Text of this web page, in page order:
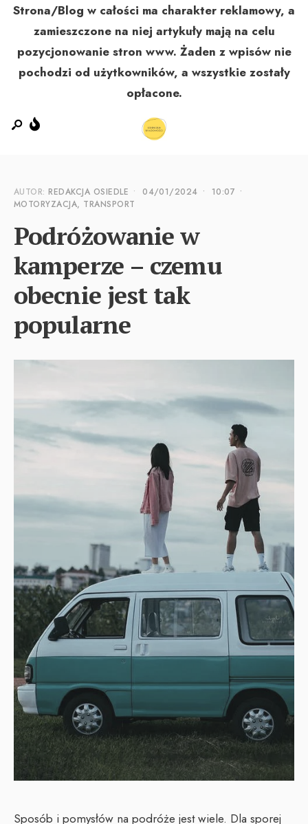
Strona/Blog w całości ma charakter reklamowy, a
zamieszczone na niej artykuły mają na celu
pozycjonowanie stron www. Żaden z wpisów nie
pochodzi od użytkowników, a wszystkie zostały
opłacone.
AUTOR:REDAKCJA OSIEDLE • 04/01/2024 • 10:07 •
MOTORYZACJA, TRANSPORT
Podróżowanie w
kamperze – czemu
obecnie jest tak
popularne
Sposób i pomysłów na podróże jest wiele. Dla sporej